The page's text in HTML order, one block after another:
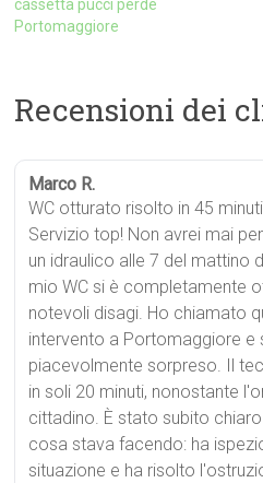
cassetta pucci perde
Portomaggiore
Recensioni dei
Marco R.
WC otturato risolto in 45
Servizio top! Non avrei mai
un idraulico alle 7 del mattino
mio WC si è completamente
notevoli disagi. Ho chiamato
intervento a Portomaggiore e
piacevolmente sorpreso. Il
in soli 20 minuti, nonostante
cittadino. È stato subito
cosa stava facendo: ha
situazione e ha risolto